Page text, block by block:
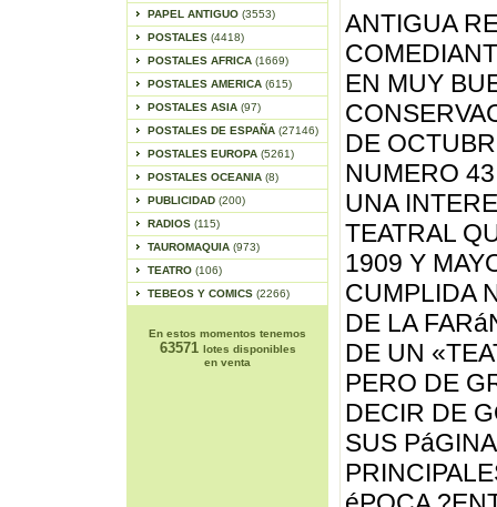
PAPEL ANTIGUO (3553)
POSTALES (4418)
POSTALES AFRICA (1669)
POSTALES AMERICA (615)
POSTALES ASIA (97)
POSTALES DE ESPAÑA (27146)
POSTALES EUROPA (5261)
POSTALES OCEANIA (8)
PUBLICIDAD (200)
RADIOS (115)
TAUROMAQUIA (973)
TEATRO (106)
TEBEOS Y COMICS (2266)
En estos momentos tenemos
63571 lotes disponibles
en venta
ANTIGUA
EN MUY
DE
NUMERO
UNA
TEATRAL
1909 Y
CUMPLIDA
DE LA
DE UN
PERO DE
DECIR DE
SUS